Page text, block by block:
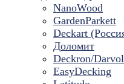
NanoWood
GardenParkett
Deckart
Доломит
Deckron/
EasyDecking